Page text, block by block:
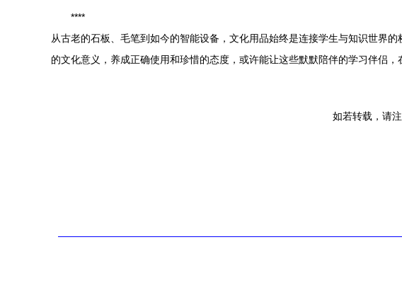
****
从古老的石板、毛笔到如今的智能设备，文化用品始终是连接学生与知识世界
的文化意义，养成正确使用和珍惜的态度，或许能让这些默默陪伴的学习伴侣，
如若转载，请